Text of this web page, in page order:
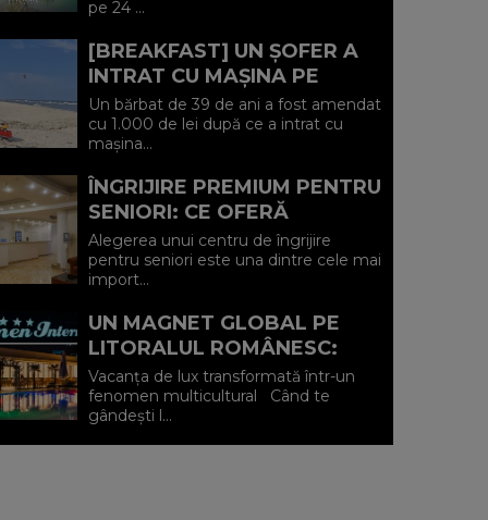
IULIE (P)...
pe 24 ...
[BREAKFAST] UN ȘOFER A
INTRAT CU MAȘINA PE
PLAJA DIN VADU ȘI A FOST
AMENDAT.
Un bărbat de 39 de ani a fost amendat
cu 1.000 de lei după ce a intrat cu
mașina...
ÎNGRIJIRE PREMIUM PENTRU
SENIORI: CE OFERĂ
CENTRUL AFFINITY LIFE
CARE (P)
Alegerea unui centru de îngrijire
pentru seniori este una dintre cele mai
import...
UN MAGNET GLOBAL PE
LITORALUL ROMÂNESC:
HOTEL CARMEN
INTERNATIONAL 5★ DIN
VENUS (P)
Vacanța de lux transformată într-un
fenomen multicultural Când te
gândești l...